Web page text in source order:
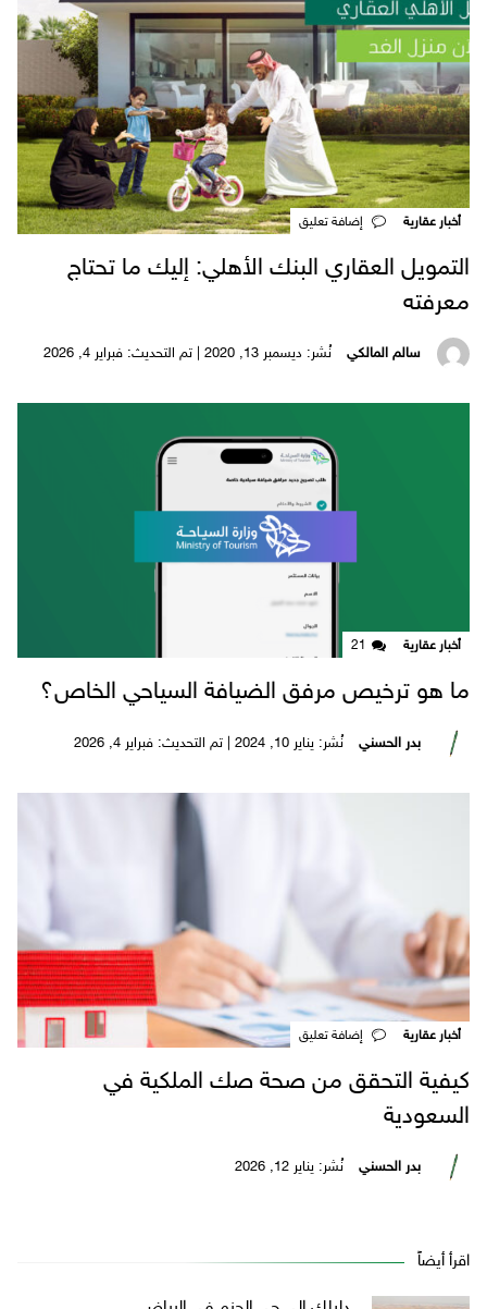
أخبار عقارية
التمويل العقاري البنك الأهلي: إليك ما تحتاج
معرفته
سالم المالكي نُشر: ديسمبر 13, 2020 | تم التحديث: فبراير 4, 2026
أخبار عقارية 21
ما هو ترخيص مرفق الضيافة السياحي الخاص؟
بدر الحسني نُشر: يناير 10, 2024 | تم التحديث: فبراير 4, 2026
أخبار عقارية
كيفية التحقق من صحة صك الملكية في
السعودية
بدر الحسني نُشر: يناير 12, 2026
اقرأ أيضاً